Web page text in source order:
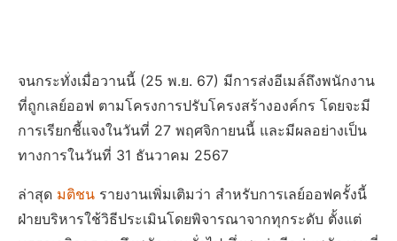
จนกระทั่งเมื่อวานนี้ (25 พ.ย. 67) มีการส่งอีเมล์ถึงพนักงาน
ที่ถูกเลย์ออฟ ตามโครงการปรับโครงสร้างองค์กร โดยจะมี
การเรียกชี้แจงในวันที่ 27 พฤศจิกายนนี้ และมีผลอย่างเป็น
ทางการในวันที่ 31 ธันวาคม 2567
ล่าสุด มติชน รายงานเพิ่มเติมว่า สำหรับการเลย์ออฟครั้งนี้
ฝ่ายบริหารใช้วิธีประเมินโดยพิจารณาจากทุกระดับ ตั้งแต่